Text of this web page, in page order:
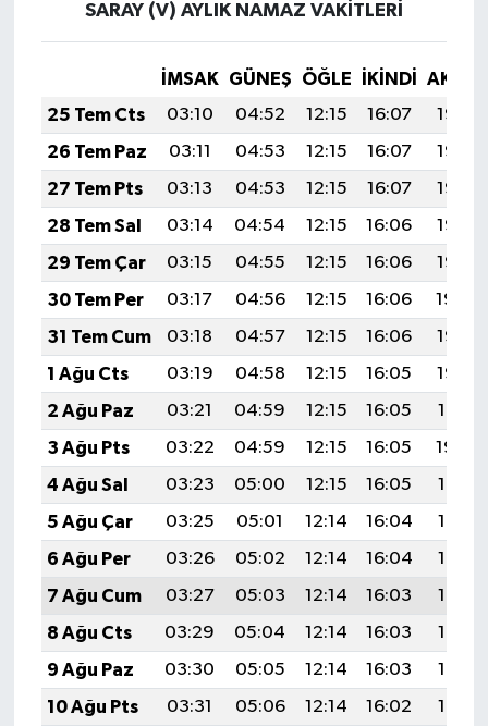
SARAY (V) AYLIK NAMAZ VAKITLERI
İMSAK GÜNEŞ ÖĞLE İKINDI
25 Tem Cts
03:10 04:52 12:15 16:07
19:28
26 Tem Paz
03:11 04:53 12:15 16:07
19:27
27 Tem Pts
03:13 04:53 12:15 16:07
19:27
28 Tem Sal
03:14 04:54 12:15 16:06
19:26
29 Tem Çar
03:15 04:55 12:15 16:06
19:25
30 Tem Per
03:17 04:56 12:15 16:06
19:24
31 Tem Cum
03:18 04:57 12:15 16:06
19:23
1 Ağu Cts
03:19 04:58 12:15 16:05
19:22
2 Ağu Paz
03:21 04:59 12:15 16:05
19:21
3 Ağu Pts
03:22 04:59 12:15 16:05
19:20
4 Ağu Sal
03:23 05:00 12:15 16:05
19:19
5 Ağu Çar
03:25 05:01 12:14 16:04
19:18
6 Ağu Per
03:26 05:02 12:14 16:04
19:17
7 Ağu Cum
03:27 05:03 12:14 16:03
19:16
8 Ağu Cts
03:29 05:04 12:14 16:03
19:14
9 Ağu Paz
03:30 05:05 12:14 16:03
19:13
10 Ağu Pts
03:31 05:06 12:14 16:02
19:12